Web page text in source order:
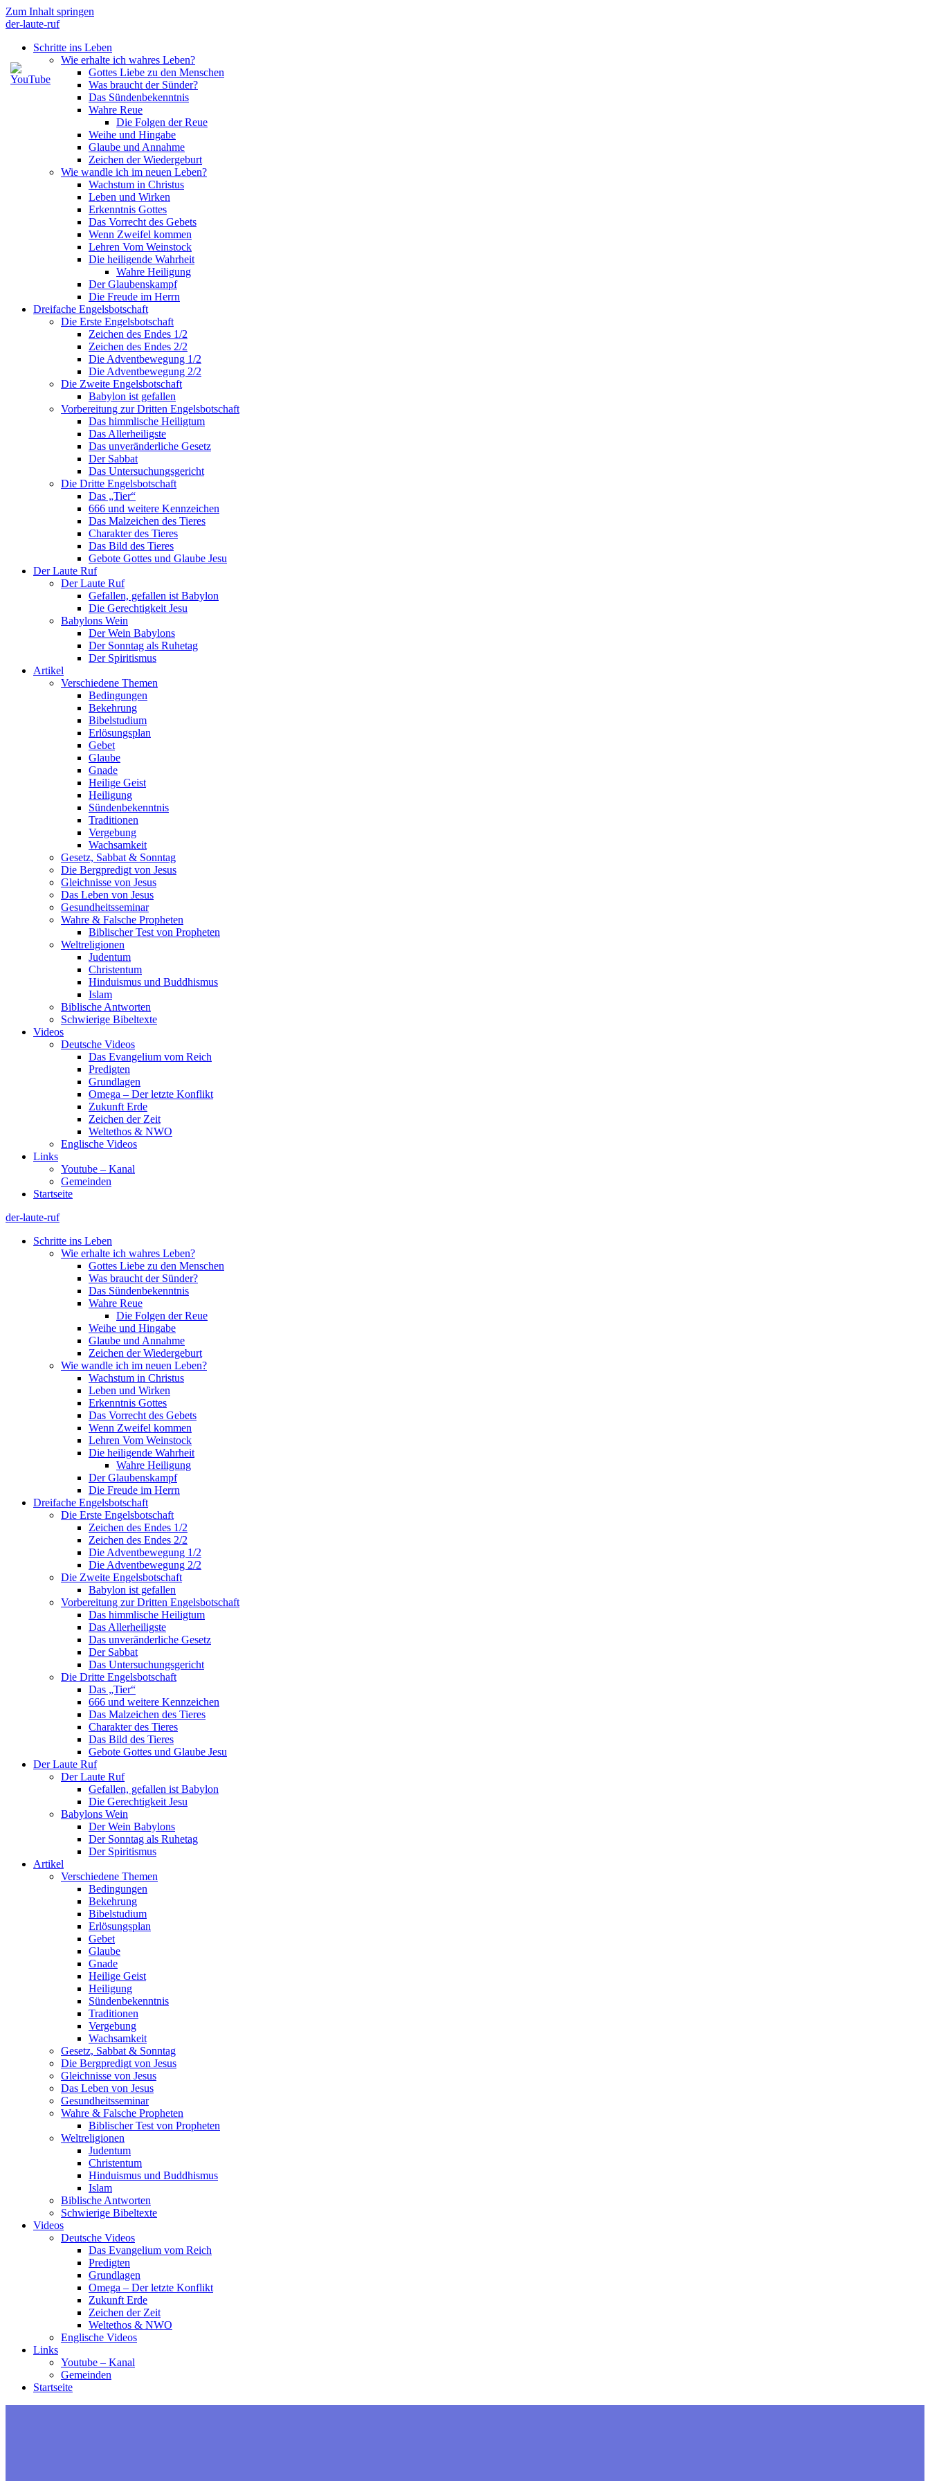
Zum Inhalt springen
der-laute-ruf
Schritte ins Leben
Wie erhalte ich wahres Leben?
Gottes Liebe zu den Menschen
Was braucht der Sünder?
Das Sündenbekenntnis
Wahre Reue
Die Folgen der Reue
Weihe und Hingabe
Glaube und Annahme
Zeichen der Wiedergeburt
Wie wandle ich im neuen Leben?
Wachstum in Christus
Leben und Wirken
Erkenntnis Gottes
Das Vorrecht des Gebets
Wenn Zweifel kommen
Lehren Vom Weinstock
Die heiligende Wahrheit
Wahre Heiligung
Der Glaubenskampf
Die Freude im Herrn
Dreifache Engelsbotschaft
Die Erste Engelsbotschaft
Zeichen des Endes 1/2
Zeichen des Endes 2/2
Die Adventbewegung 1/2
Die Adventbewegung 2/2
Die Zweite Engelsbotschaft
Babylon ist gefallen
Vorbereitung zur Dritten Engelsbotschaft
Das himmlische Heiligtum
Das Allerheiligste
Das unveränderliche Gesetz
Der Sabbat
Das Untersuchungsgericht
Die Dritte Engelsbotschaft
Das „Tier“
666 und weitere Kennzeichen
Das Malzeichen des Tieres
Charakter des Tieres
Das Bild des Tieres
Gebote Gottes und Glaube Jesu
Der Laute Ruf
Der Laute Ruf
Gefallen, gefallen ist Babylon
Die Gerechtigkeit Jesu
Babylons Wein
Der Wein Babylons
Der Sonntag als Ruhetag
Der Spiritismus
Artikel
Verschiedene Themen
Bedingungen
Bekehrung
Bibelstudium
Erlösungsplan
Gebet
Glaube
Gnade
Heilige Geist
Heiligung
Sündenbekenntnis
Traditionen
Vergebung
Wachsamkeit
Gesetz, Sabbat & Sonntag
Die Bergpredigt von Jesus
Gleichnisse von Jesus
Das Leben von Jesus
Gesundheitsseminar
Wahre & Falsche Propheten
Biblischer Test von Propheten
Weltreligionen
Judentum
Christentum
Hinduismus und Buddhismus
Islam
Biblische Antworten
Schwierige Bibeltexte
Videos
Deutsche Videos
Das Evangelium vom Reich
Predigten
Grundlagen
Omega – Der letzte Konflikt
Zukunft Erde
Zeichen der Zeit
Weltethos & NWO
Englische Videos
Links
Youtube – Kanal
Gemeinden
Startseite
der-laute-ruf
Schritte ins Leben
Wie erhalte ich wahres Leben?
Gottes Liebe zu den Menschen
Was braucht der Sünder?
Das Sündenbekenntnis
Wahre Reue
Die Folgen der Reue
Weihe und Hingabe
Glaube und Annahme
Zeichen der Wiedergeburt
Wie wandle ich im neuen Leben?
Wachstum in Christus
Leben und Wirken
Erkenntnis Gottes
Das Vorrecht des Gebets
Wenn Zweifel kommen
Lehren Vom Weinstock
Die heiligende Wahrheit
Wahre Heiligung
Der Glaubenskampf
Die Freude im Herrn
Dreifache Engelsbotschaft
Die Erste Engelsbotschaft
Zeichen des Endes 1/2
Zeichen des Endes 2/2
Die Adventbewegung 1/2
Die Adventbewegung 2/2
Die Zweite Engelsbotschaft
Babylon ist gefallen
Vorbereitung zur Dritten Engelsbotschaft
Das himmlische Heiligtum
Das Allerheiligste
Das unveränderliche Gesetz
Der Sabbat
Das Untersuchungsgericht
Die Dritte Engelsbotschaft
Das „Tier“
666 und weitere Kennzeichen
Das Malzeichen des Tieres
Charakter des Tieres
Das Bild des Tieres
Gebote Gottes und Glaube Jesu
Der Laute Ruf
Der Laute Ruf
Gefallen, gefallen ist Babylon
Die Gerechtigkeit Jesu
Babylons Wein
Der Wein Babylons
Der Sonntag als Ruhetag
Der Spiritismus
Artikel
Verschiedene Themen
Bedingungen
Bekehrung
Bibelstudium
Erlösungsplan
Gebet
Glaube
Gnade
Heilige Geist
Heiligung
Sündenbekenntnis
Traditionen
Vergebung
Wachsamkeit
Gesetz, Sabbat & Sonntag
Die Bergpredigt von Jesus
Gleichnisse von Jesus
Das Leben von Jesus
Gesundheitsseminar
Wahre & Falsche Propheten
Biblischer Test von Propheten
Weltreligionen
Judentum
Christentum
Hinduismus und Buddhismus
Islam
Biblische Antworten
Schwierige Bibeltexte
Videos
Deutsche Videos
Das Evangelium vom Reich
Predigten
Grundlagen
Omega – Der letzte Konflikt
Zukunft Erde
Zeichen der Zeit
Weltethos & NWO
Englische Videos
Links
Youtube – Kanal
Gemeinden
Startseite